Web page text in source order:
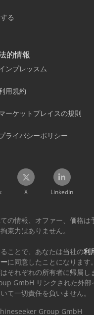
る
的情報
ンプレッスム
用規約
ーケットプレイスの規則
ライバシーポリシー
X LinkedIn
の情報、オファー、価格は
束力はありません。
ことで、あなたは当社の利
に同意したことになります。
それぞれの所有者に帰属し
GmbH リンクされた外部
て一切責任を負いません。
Group GmbH